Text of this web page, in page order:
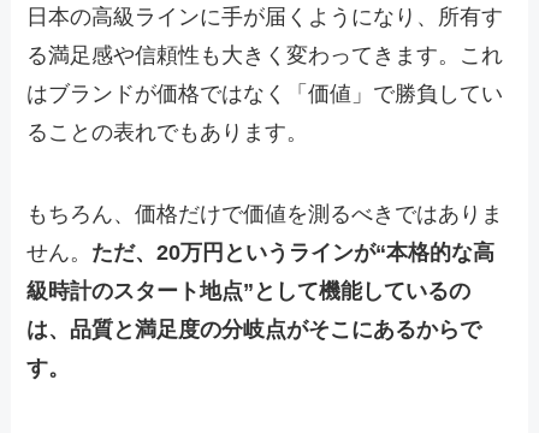
日本の高級ラインに手が届くようになり、所有す
る満足感や信頼性も大きく変わってきます。これ
はブランドが価格ではなく「価値」で勝負してい
ることの表れでもあります。
もちろん、価格だけで価値を測るべきではありま
せん。 ただ、20万円というラインが“本格的な高
級時計のスタート地点”として機能しているの
は、品質と満足度の分岐点がそこにあるからで
す。